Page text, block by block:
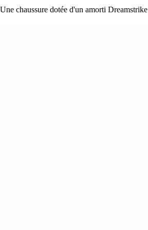
Une chaussure dotée d'un amorti